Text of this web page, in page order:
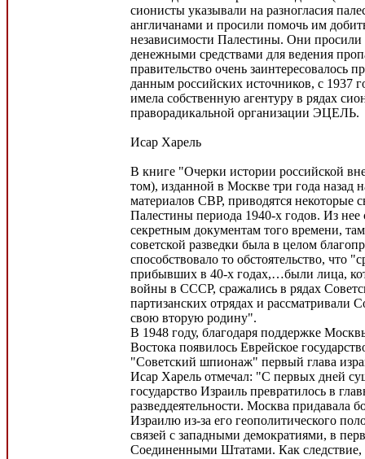
сионисты указывали на разногласия
англичанами и просили помочь им
независимости Палестины. Они
денежными средствами для ведения
правительство очень заинтересовалось
данным российских источников, с 1937
имела собственную агентуру в рядах
праворадикальной организации ЭЦЕЛЬ.
Исар Харель
В книге "Очерки истории российской
том), изданной в Москве три года назад
материалов СВР, приводятся некоторые
Палестины периода 1940-х годов. Из нее
секретным документам того времени,
советской разведки была в целом
способствовало то обстоятельство, что
прибывших в 40-х годах,…были лица,
войны в СССР, сражались в рядах
партизанских отрядах и рассматривали
свою вторую родину".
В 1948 году, благодаря поддержке
Востока появилось Еврейское
"Советский шпионаж" первый глава
Исар Харель отмечал: "С первых дней
государство Израиль превратилось в
разведдеятельности. Москва придавала
Израилю из-за его геополитического
связей с западными демократиями, в
Соединенными Штатами. Как